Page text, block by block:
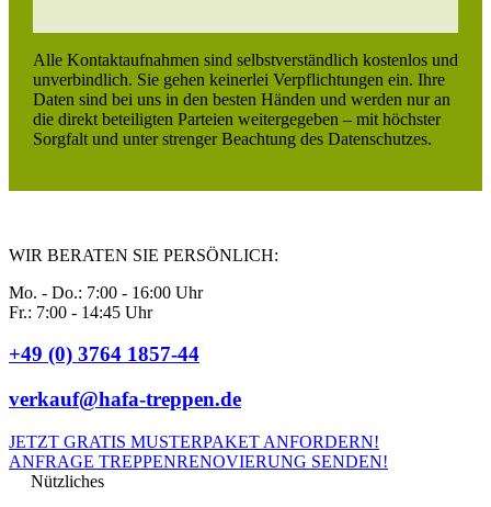
Alle Kontaktaufnahmen sind selbstverständlich kostenlos und
unverbindlich. Sie gehen keinerlei Verpflichtungen ein. Ihre
Daten sind bei uns in den besten Händen und werden nur an
die direkt beteiligten Parteien weitergegeben – mit höchster
Sorgfalt und unter strenger Beachtung des Datenschutzes.
WIR BERATEN SIE PERSÖNLICH:
Mo. - Do.: 7:00 - 16:00 Uhr
Fr.: 7:00 - 14:45 Uhr
+49 (0) 3764 1857-44
verkauf@hafa-treppen.de
JETZT GRATIS MUSTERPAKET ANFORDERN!
ANFRAGE TREPPENRENOVIERUNG SENDEN!
Nützliches